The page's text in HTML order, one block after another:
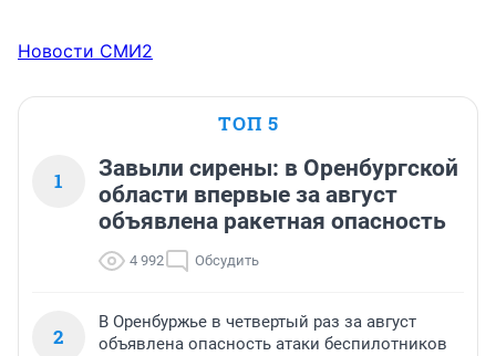
Новости СМИ2
ТОП 5
1
Завыли сирены: в Оренбургской
области впервые за август
объявлена ракетная опасность
4 992 Обсудить
2
В Оренбуржье в четвертый раз за август
объявлена опасность атаки беспилотников